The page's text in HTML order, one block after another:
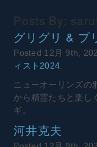
Posts By:
グリグリ & プ
Posted 12月 9th,
ィスト2024.
ニューオーリンズの
から精霊たちと楽し
ギ。
河井克夫